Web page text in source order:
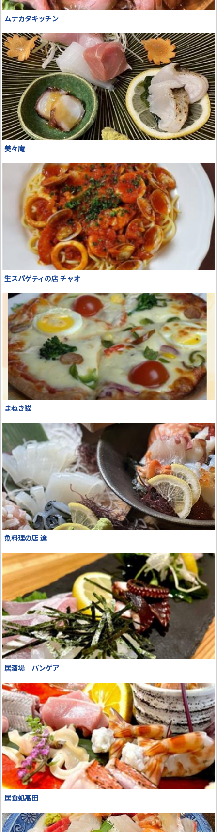
ムナカタキッチン
美々庵
生スパゲティの店 チャオ
まねき猫
魚料理の店 達
居酒場 パンゲア
居食処高田